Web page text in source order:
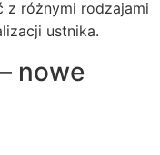
z różnymi rodzajami
ustnika.
nowe